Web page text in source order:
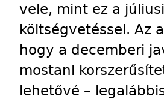
vele, mint ez a
költségvetéssel. Az
hogy a decemberi
mostani
lehetővé –